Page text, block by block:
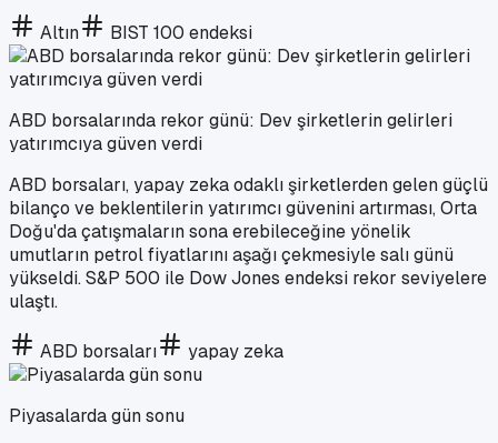
Altın BIST 100 endeksi
ABD borsalarında rekor günü: Dev şirketlerin gelirleri
yatırımcıya güven verdi
ABD borsaları, yapay zeka odaklı şirketlerden gelen güçlü
bilanço ve beklentilerin yatırımcı güvenini artırması, Orta
Doğu'da çatışmaların sona erebileceğine yönelik
umutların petrol fiyatlarını aşağı çekmesiyle salı günü
yükseldi. S&P 500 ile Dow Jones endeksi rekor seviyelere
ulaştı.
ABD borsaları yapay zeka
Piyasalarda gün sonu